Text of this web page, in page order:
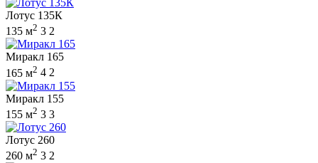
Лотус 135К
135 м2 3 2
Миракл 165
165 м2 4 2
Миракл 155
155 м2 3 3
Лотус 260
260 м2 3 2